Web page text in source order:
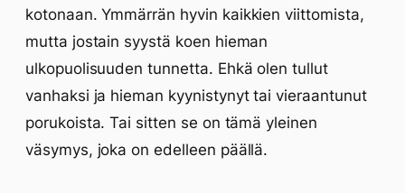
kotonaan. Ymmärrän hyvin kaikkien viittomista,
mutta jostain syystä koen hieman
ulkopuolisuuden tunnetta. Ehkä olen tullut
vanhaksi ja hieman kyynistynyt tai vieraantunut
porukoista. Tai sitten se on tämä yleinen
väsymys, joka on edelleen päällä.